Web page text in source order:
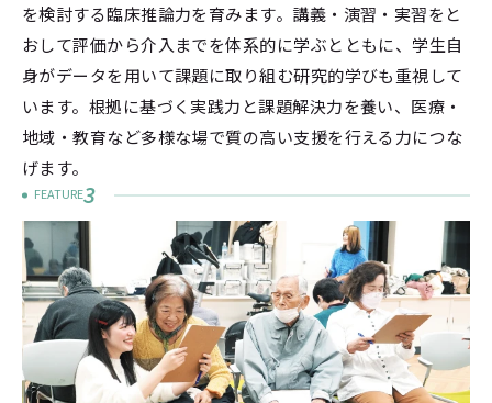
を検討する臨床推論力を育みます。講義・演習・実習をと
おして評価から介入までを体系的に学ぶとともに、学生自
身がデータを用いて課題に取り組む研究的学びも重視して
います。根拠に基づく実践力と課題解決力を養い、医療・
地域・教育など多様な場で質の高い支援を行える力につな
げます。
FEATURE3